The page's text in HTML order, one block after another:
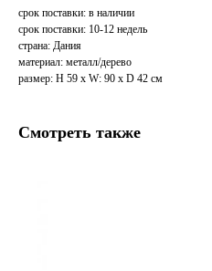
срок поставки: в наличии
срок поставки: 10-12 недель
страна: Дания
материал: металл/дерево
размер: H 59 х W: 90 х D 42 см
Смотреть также